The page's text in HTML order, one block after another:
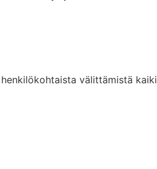
välittämistä